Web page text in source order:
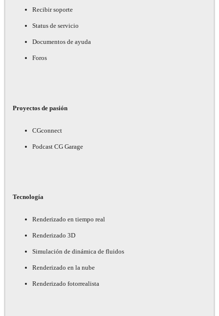
Recibir soporte
Status de servicio
Documentos de ayuda
Foros
Proyectos de pasión
CGconnect
Podcast CG Garage
Tecnología
Renderizado en tiempo real
Renderizado 3D
Simulación de dinámica de fluidos
Renderizado en la nube
Renderizado fotorrealista